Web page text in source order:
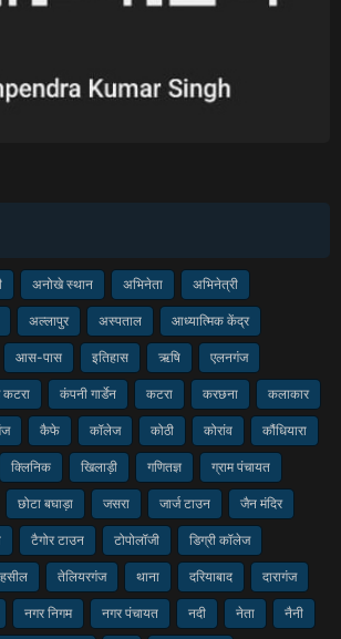
अनोखे स्थान अभिनेता अभिनेत्री
अल्लापुर अस्पताल आध्यात्मिक केंद्र
आस-पास इतिहास ऋषि एलनगंज
कंपनी गार्डेन कटरा करछना कलाकार
कैफे कॉलेज कोठी कोरांव कौंधियारा
क्लिनिक खिलाड़ी गणितज्ञ ग्राम पंचायत
छोटा बघाड़ा जसरा जार्ज टाउन जैन मंदिर
टैगोर टाउन टोपोलॉजी डिग्री कॉलेज
तेलियरगंज थाना दरियाबाद दारागंज
नगर निगम नगर पंचायत नदी नेता नैनी